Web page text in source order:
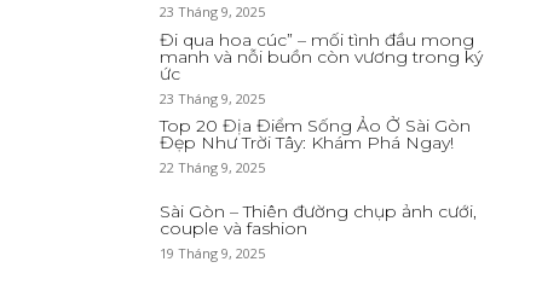
23 Tháng 9, 2025
Đi qua hoa cúc” – mối tình đầu mong
manh và nỗi buồn còn vương trong ký
ức
23 Tháng 9, 2025
Top 20 Địa Điểm Sống Ảo Ở Sài Gòn
Đẹp Như Trời Tây: Khám Phá Ngay!
22 Tháng 9, 2025
Sài Gòn – Thiên đường chụp ảnh cưới,
couple và fashion
19 Tháng 9, 2025